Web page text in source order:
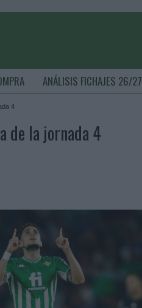
ANÁLISIS FICHAJES 26/27
4
de la jornada 4